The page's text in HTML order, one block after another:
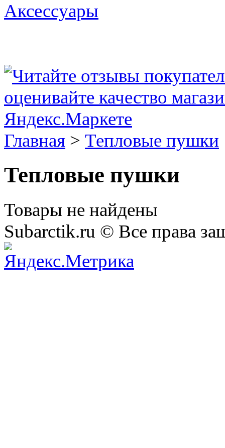
Аксессуары
Главная > Тепловые пушки
Тепловые пушки
Товары не найдены
Subarctik.ru © Все права